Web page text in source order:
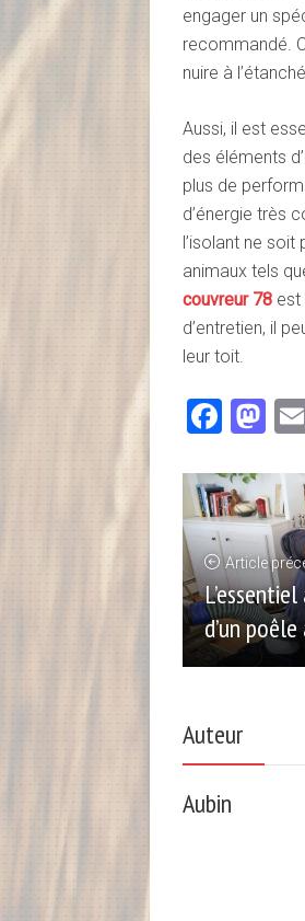
engager un
recommandé.
nuire à
Aussi, il est
des éléments
plus de
d’énergie très
l’isolant ne
animaux tels
couvreur 78 est
d’entretien, il
leur toit.
Article
d’un
Auteur
Aubin